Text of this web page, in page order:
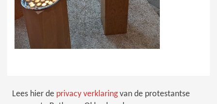
Lees hier de privacy verklaringvan de protestantse